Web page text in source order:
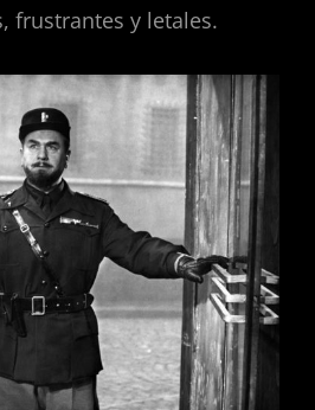
frustrantes y letales.